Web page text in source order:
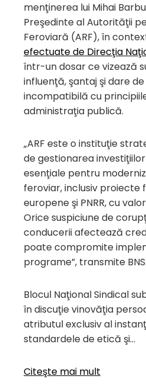
menţinerea lui Mihai
Preşedinte al Autorităţii
Feroviară (ARF), în
efectuate de Direcţia
într-un dosar ce vizează
influenţă, şantaj şi dare
incompatibilă cu
administraţia publică.
„ARF este o instituţie
de gestionarea
esenţiale pentru
feroviar, inclusiv proiecte
europene şi PNRR, cu
Orice suspiciune de
conducerii afectează
poate compromite
programe”, transmite BNS.
Blocul Naţional Sindical
în discuţie vinovăţia
atributul exclusiv al
standardele de etică şi…
Citeşte mai mult